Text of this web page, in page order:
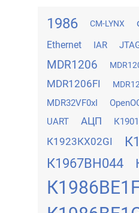
1986 CM-LYNX
Ethernet IAR
MDR1206
MDR1206FI
MDR32VF0xI
UART АЦП
К1923КХ02GI
К1967ВН044